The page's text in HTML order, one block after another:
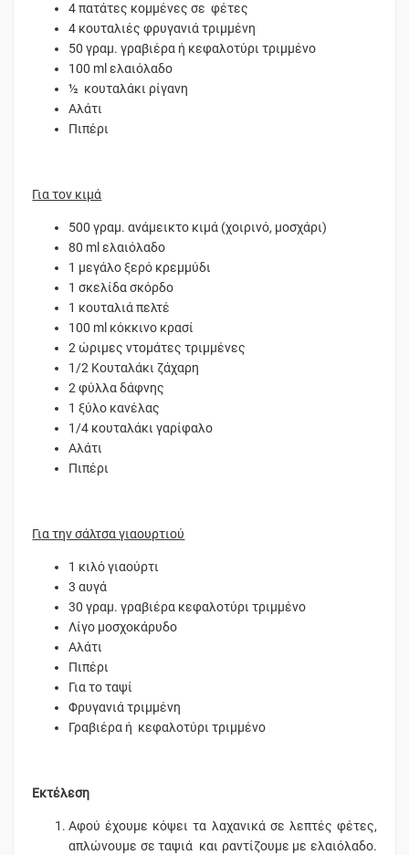
4 πατάτες κομμένες σε φέτες
4 κουταλιές φρυγανιά τριμμένη
50 γραμ. γραβιέρα ή κεφαλοτύρι τριμμένο
100 ml ελαιόλαδο
½ κουταλάκι ρίγανη
Αλάτι
Πιπέρι
Για τον κιμά
500 γραμ. ανάμεικτο κιμά (χοιρινό, μοσχάρι)
80 ml ελαιόλαδο
1 μεγάλο ξερό κρεμμύδι
1 σκελίδα σκόρδο
1 κουταλιά πελτέ
100 ml κόκκινο κρασί
2 ώριμες ντομάτες τριμμένες
1/2 Κουταλάκι ζάχαρη
2 φύλλα δάφνης
1 ξύλο κανέλας
1/4 κουταλάκι γαρίφαλο
Αλάτι
Πιπέρι
Για την σάλτσα γιαουρτιού
1 κιλό γιαούρτι
3 αυγά
30 γραμ. γραβιέρα κεφαλοτύρι τριμμένο
Λίγο μοσχοκάρυδο
Αλάτι
Πιπέρι
Για το ταψί
Φρυγανιά τριμμένη
Γραβιέρα ή κεφαλοτύρι τριμμένο
Εκτέλεση
Αφού έχουμε κόψει τα λαχανικά σε λεπτές φέτες,
απλώνουμε σε ταψιά και ραντίζουμε με ελαιόλαδο.